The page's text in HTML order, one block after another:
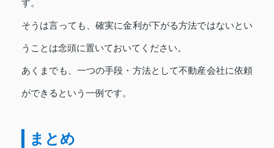
す。
そうは言っても、確実に金利が下がる方法ではないとい
うことは念頭に置いておいてください。
あくまでも、一つの手段・方法として不動産会社に依頼
ができるという一例です。
まとめ